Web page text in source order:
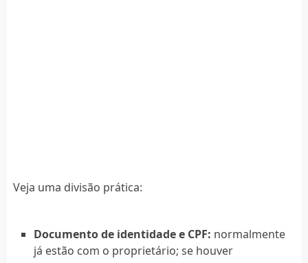
Veja uma divisão prática:
Documento de identidade e CPF: normalmente
já estão com o proprietário; se houver